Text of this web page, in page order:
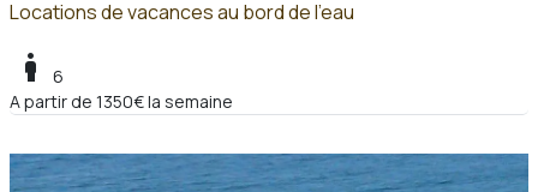
Locations de vacances au bord de l'eau
boy
6
A partir de 1350€ la semaine